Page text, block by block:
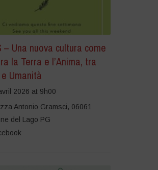
– Una nuova cultura come
la Terra e l’Anima, tra
Umanità
2026 at 9h00
Antonio Gramsci, 06061
del Lago PG